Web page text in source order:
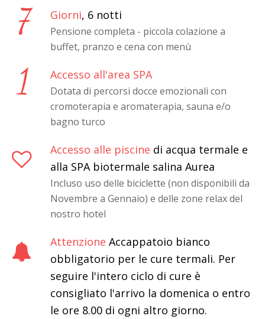
7 Giorni, 6 notti
Pensione completa - piccola colazione a
buffet, pranzo e cena con menù
1 Accesso all'area SPA
Dotata di percorsi docce emozionali con
cromoterapia e aromaterapia, sauna e/o
bagno turco
Accesso alle piscine di acqua termale e
alla SPA biotermale salina Aurea
Incluso uso delle biciclette (non disponibili da
Novembre a Gennaio) e delle zone relax del
nostro hotel
Attenzione Accappatoio bianco
obbligatorio per le cure termali. Per
seguire l'intero ciclo di cure è
consigliato l'arrivo la domenica o entro
le ore 8.00 di ogni altro giorno.